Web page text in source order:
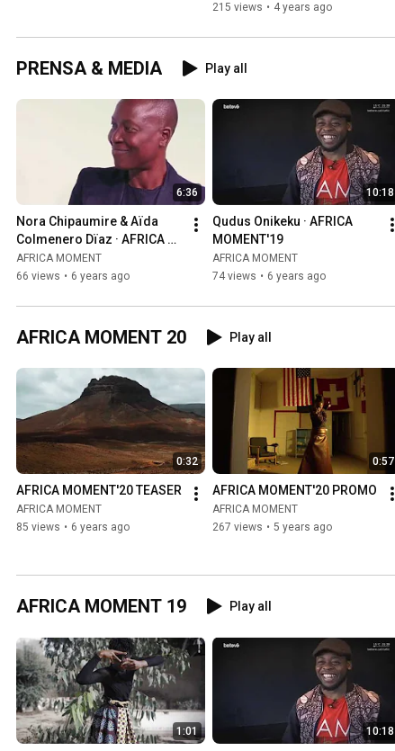
215 views • 4 years ago
PRENSA & MEDIA Play all
6:36
Nora Chipaumire & Aïda
Colmenero Dïaz · AFRICA
MOMENT'17
AFRICA MOMENT
66 views • 6 years ago
10:18
Qudus Onikeku · AFRICA
MOMENT'19
AFRICA MOMENT
74 views • 6 years ago
AFRICA MOMENT 20 Play all
0:32
AFRICA MOMENT'20 TEASER
AFRICA MOMENT
85 views • 6 years ago
0:57
AFRICA MOMENT'20 PROMO
AFRICA MOMENT
267 views • 5 years ago
AFRICA MOMENT 19 Play all
1:01 10:18